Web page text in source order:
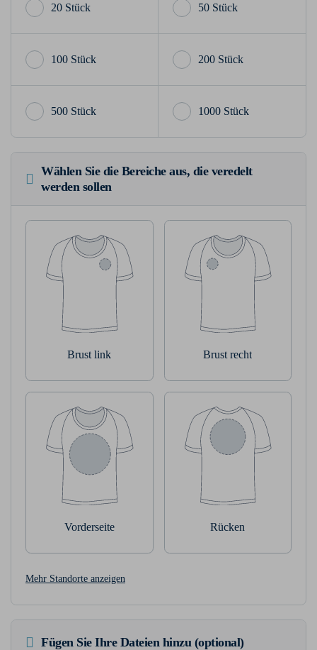
20 Stück 50 Stück
100 Stück 200 Stück
500 Stück 1000 Stück
Wählen Sie die Bereiche aus, die veredelt
werden sollen
Brust link Brust recht
Vorderseite Rücken
Mehr Standorte anzeigen
Fügen Sie Ihre Dateien hinzu (optional)